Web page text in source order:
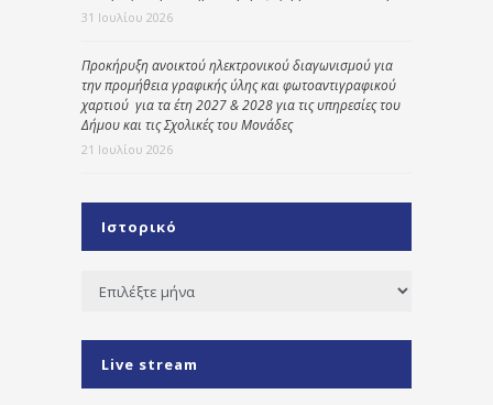
31 Ιουλίου 2026
Προκήρυξη ανοικτού ηλεκτρονικού διαγωνισμού για
την προμήθεια γραφικής ύλης και φωτοαντιγραφικού
χαρτιού για τα έτη 2027 & 2028 για τις υπηρεσίες του
Δήμου και τις Σχολικές του Μονάδες
21 Ιουλίου 2026
Ιστορικό
Ιστορικό
Live stream